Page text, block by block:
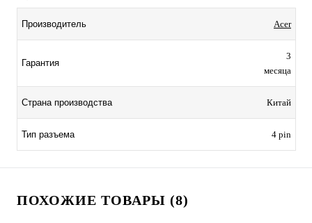
Производитель Acer
Гарантия
3
месяца
Страна производства Китай
Тип разъема 4 pin
ПОХОЖИЕ ТОВАРЫ (8)